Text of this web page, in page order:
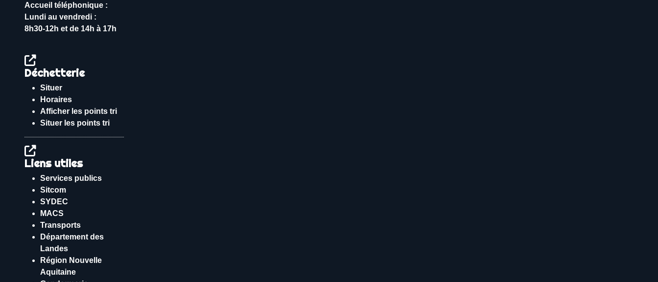
Accueil téléphonique :
Lundi au vendredi :
8h30-12h et de 14h à 17h
Déchetterie
Situer
Horaires
Afficher les points tri
Situer les points tri
Liens utiles
Services publics
Sitcom
SYDEC
MACS
Transports
Département des
Landes
Région Nouvelle
Aquitaine